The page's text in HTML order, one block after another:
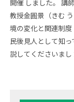
開催 しました。 講
教授金圓景（きむ
境の変化と関連制
民後見人として知
説してくださいまし